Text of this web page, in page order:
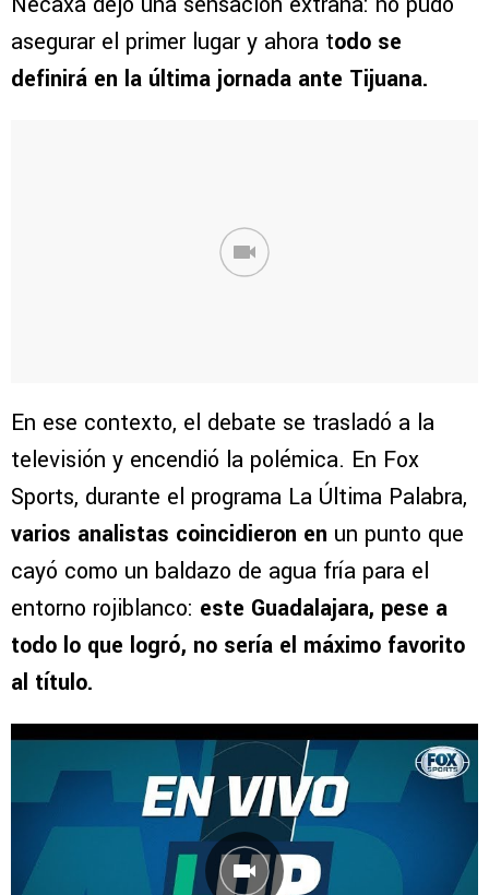
asegurar el primer lugar y ahora todo se
definirá en la última jornada ante Tijuana.
En ese contexto, el debate se trasladó a la
televisión y encendió la polémica. En Fox
Sports, durante el programa La Última Palabra,
varios analistas coincidieron en un punto que
cayó como un baldazo de agua fría para el
entorno rojiblanco: este Guadalajara, pese a
todo lo que logró, no sería el máximo favorito
al título.